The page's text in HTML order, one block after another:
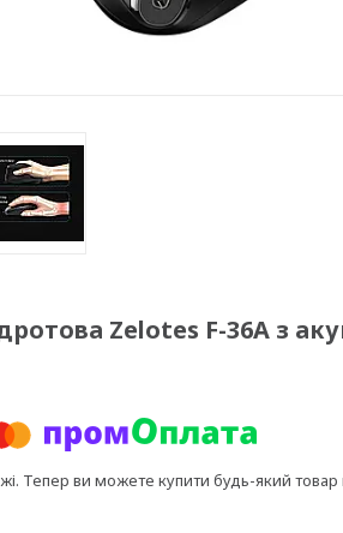
Zelotes F-36A з
Тепер ви можете купити будь-який